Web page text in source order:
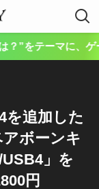
ゲーム向けの
を追加した
ボーンキ
」を
円